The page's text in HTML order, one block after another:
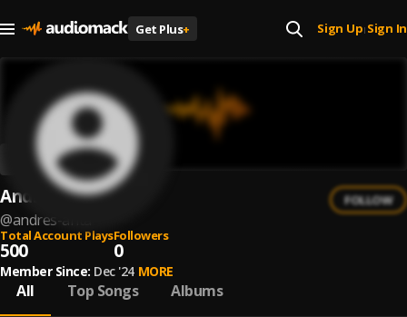
Get Plus+ Sign Up| Sign In
Andrés Arita
@andres-arita
FOLLOW
Total Account Plays
500
Followers
0
Member Since: Dec '24 MORE
All Top Songs Albums